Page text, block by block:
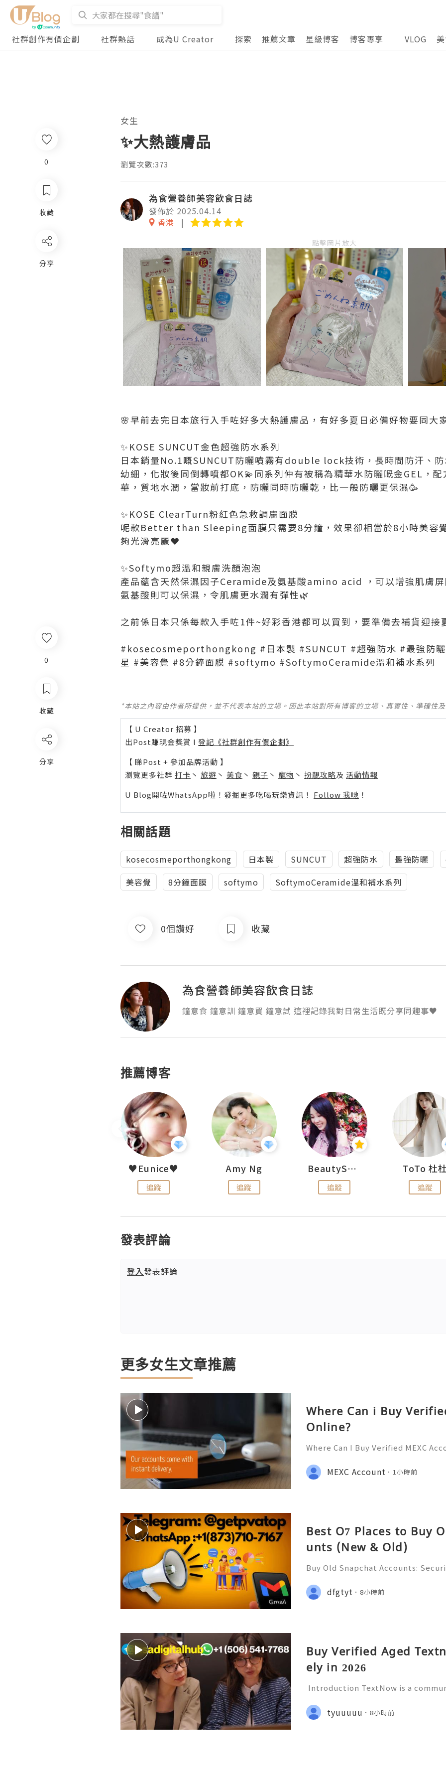
社群創作有價企劃 社群熱話 成為U Creator 探索 推薦文章 星級博客 博客專享 VLOG
0
收藏
分享
女生
✨大熱護膚品
瀏覽次數:373
為食營養師美容飲食日誌
發佈於 2025.04.14
香港
點擊圖片放大
🌸早前去完日本旅行入手咗好多大熱護膚品，有好多夏日必備好物要同大
✨KOSE SUNCUT金色超強防水系列
日本銷量No.1嘅SUNCUT防曬噴霧有double lock技術，長時間防汗、
幼細，化妝後同倒轉噴都OK💫同系列仲有被稱為精華水防曬嘅金GEL，
華，質地水潤，當妝前打底，防曬同時防曬乾，比一般防曬更保濕🥳
✨KOSE ClearTurn粉紅色急救調膚面膜
呢款Better than Sleeping面膜只需要8分鐘，效果卻相當於8小時美容
夠光滑亮麗❤️
✨Softymo超溫和親膚洗顏泡泡
產品蘊含天然保濕因子Ceramide及氨基酸amino acid ，可以增強肌膚
氨基酸則可以保濕，令肌膚更水潤有彈性🌿
之前係日本只係每款入手咗1件~好彩香港都可以買到，要準備去補貨迎接
#kosecosmeporthongkong #日本製 #SUNCUT #超強防水 #最強防
星 #美容覺 #8分鐘面膜 #softymo #SoftymoCeramide溫和補水系列
*本站之內容由作者所提供，並不代表本站的立場。因此本站對所有博客的立場、真實性、準確性
【 U Creator 招募 】
出Post賺現金獎賞 l 登記《社群創作有價企劃》
【 睇Post + 參加品牌活動 】
瀏覽更多社群 打卡 丶 旅遊 丶 美食 丶 親子 丶 寵物 丶 扮靚攻略及 活動情報
U Blog開咗WhatsApp啦！發掘更多吃喝玩樂資訊！ Follow 我哋 ！
相關話題
kosecosmeporthongkong 日本製 SUNCUT 超強防水 最強防曬
美容覺
8分鐘面膜 softymo SoftymoCeramide溫和補水系列
0個讚好 收藏
為食營養師美容飲食日誌
鐘意食 鐘意訓 鐘意買 鐘意試 這裡記錄我對日常生活既分享同趣事♥
推薦博客
♥Eunice♥
追蹤
Amy Ng
追蹤
BeautySearch
追蹤
ToTo 杜
追蹤
發表評論
登入發表評論
更多女生文章推薦
Where Can i Buy
Online?
Where Can I Buy Verified MEXC
💎 WhatsApp: +1(772)563-8300 🚀
discord: usamarketit ✅ Trusted S
MEXC Account 1小時前
Best O7 Places to Buy
unts (New & Old)
Buy Old Snapchat Accounts:
📞📩 We’re always ready to help
🌐✨ We are available online 24/7 💼
dfgtyt 8小時前
Buy Verified Aged
ely in 2026
Introduction TextNow is a
orted devices and applications. It
who want a convenient w
tyuuuuu 8小時前
0
收藏
分享